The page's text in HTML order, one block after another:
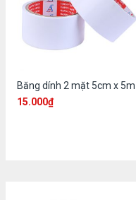
Băng dính 2 mặt 5cm x 5m
15.000₫